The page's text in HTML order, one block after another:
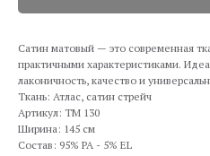
Сатин матовый — это современная
практичными характеристиками.
лаконичность, качество и
Ткань: Атлас, сатин стрейч
Артикул: TM 130
Ширина: 145 см
Состав: 95% PA - 5% EL